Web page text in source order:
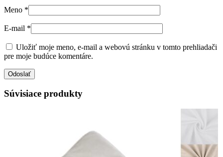
Meno *
E-mail *
Uložiť moje meno, e-mail a webovú stránku v tomto prehliadači
pre moje budúce komentáre.
Súvisiace produkty